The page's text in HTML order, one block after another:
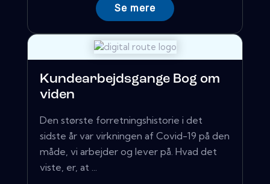
Se mere
Kundearbejdsgange Bog om
viden
Den største forretningshistorie i det
sidste år var virkningen af ​​Covid-19 på den
måde, vi arbejder og lever på. Hvad det
viste, er, at ...